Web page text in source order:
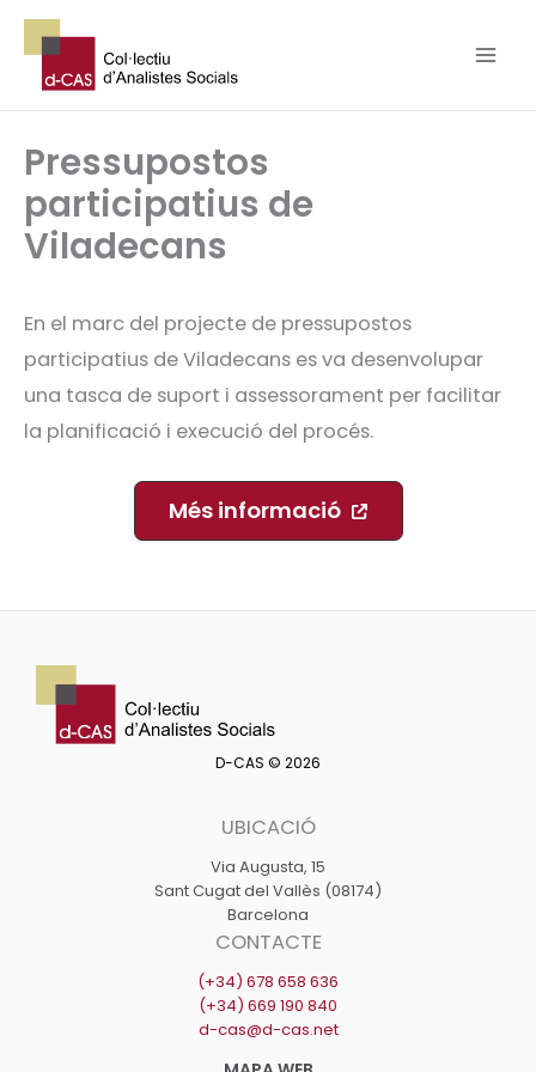
Vés
contingut
Pressupostos
participatius de
Viladecans
En el marc del projecte de pressupostos
participatius de Viladecans es va desenvolupar
una tasca de suport i assessorament per facilitar
la planificació i execució del procés.
Més informació
D-CAS © 2026
UBICACIÓ
Via Augusta, 15
Sant Cugat del Vallès (08174)
Barcelona
CONTACTE
(+34) 678 658 636
(+34) 669 190 840
d-cas@d-cas.net